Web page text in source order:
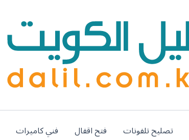
تصليح تلفونات فتح اقفال فني كاميرات